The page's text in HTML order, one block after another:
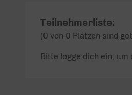
Teilnehmerliste:
(0 von 0 Plätzen sind
Bitte logge dich ein,